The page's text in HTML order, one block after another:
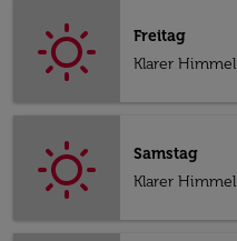
Freitag
Klarer Himmel
Samstag
Klarer Himmel